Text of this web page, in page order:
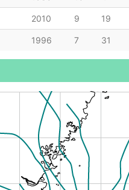
2010 9 19
1996 7 31